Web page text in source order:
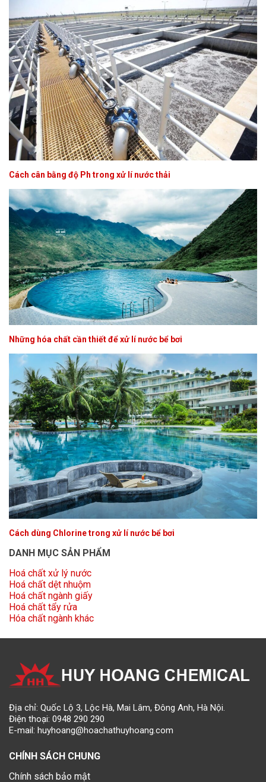
Cách cân bằng độ Ph trong xử lí nước thải
Những hóa chất cần thiết để xử lí nước bể bơi
Cách dùng Chlorine trong xử lí nước bể bơi
DANH MỤC SẢN PHẨM
Hoá chất xử lý nước
Hoá chất dệt nhuộm
Hoá chất ngành giấy
Hoá chất tẩy rửa
Hóa chất ngành khác
Địa chỉ: Quốc Lộ 3, Lộc Hà, Mai Lâm, Đông Anh, Hà Nội.
Điện thoại: 0948 290 290
E-mail: huyhoang@hoachathuyhoang.com
CHÍNH SÁCH CHUNG
Chính sách bảo mật